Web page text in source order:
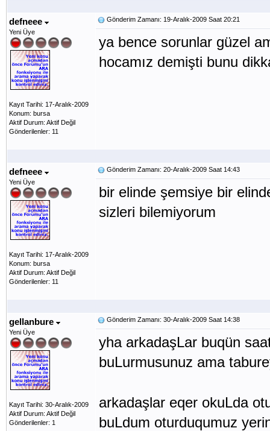
defneee
Yeni Üye
Kayıt Tarihi: 17-Aralık-2009
Konum: bursa
Aktif Durum: Aktif Değil
Gönderilenler: 11
Gönderim Zamanı: 19-Aralık-2009 Saat 20:21
ya bence sorunlar güzel
hocamız demişti bunu
defneee
Yeni Üye
Kayıt Tarihi: 17-Aralık-2009
Konum: bursa
Aktif Durum: Aktif Değil
Gönderilenler: 11
Gönderim Zamanı: 20-Aralık-2009 Saat 14:43
bir elinde şemsiye bir
sizleri bilemiyorum
gellanbure
Yeni Üye
Kayıt Tarihi: 30-Aralık-2009
Aktif Durum: Aktif Değil
Gönderilenler: 1
Gönderim Zamanı: 30-Aralık-2009 Saat 14:38
yha arkadaşLar buqün
buLurmusunuz ama
arkadaşlar eqer okuLda
buLdum oturduqumuz